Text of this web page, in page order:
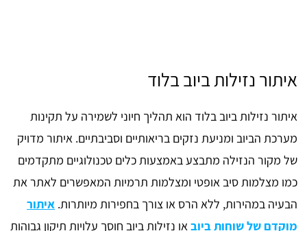
איתור נזילות ביוב בלוד
איתור נזילות ביוב בלוד הוא תהליך חיוני לשמירה על תקינות
מערכת הביוב ומניעת נזקים בריאותיים וסביבתיים. איתור מדויק
של מקור הנזילה מתבצע באמצעות כלים טכנולוגיים מתקדמים
כמו מצלמות סיב אופטי ומצלמות תרמיות המאפשרים לאתר את
הבעיה במהירות, ללא הרס או צורך בחפירות מיותרות. איתור
מוקדם של שוחות ביובאו נזילות ביוב חוסך עלויות תיקון גבוהות